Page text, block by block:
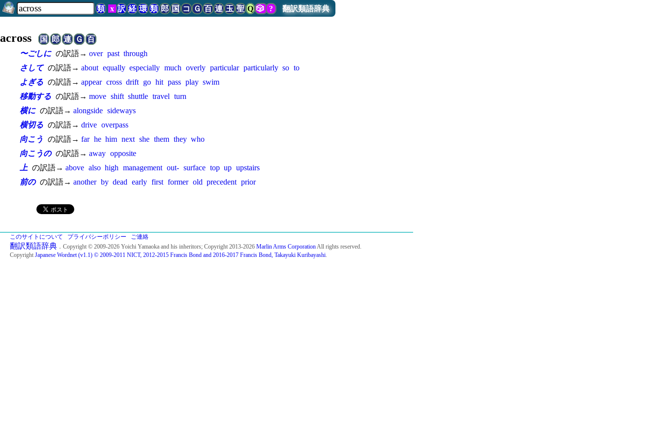
類 x 訳 経 環 類 郎 国 コ Ｇ 百 連 玉 聖 Q 🎲? 翻訳類語辞典
across国 郎 連 Ｇ
百
〜ごしに の訳語→ over past through
さして の訳語→ about equally especially much overly particular particularly so to
よぎる の訳語→ appear cross drift go hit pass play swim
移動する の訳語→ move shift shuttle travel turn
横に の訳語→ alongside sideways
横切る の訳語→ drive overpass
向こう
の訳語→ far he him next she them they who
向こうの の訳語→ away opposite
上 の訳語→ above also high management out- surface top up upstairs
前の の訳語→ another by dead early first former old precedent prior
このサイトについて プライバシーポリシー ご連絡
翻訳類語辞典 ．Copyright © 2009-2026 Yoichi Yamaoka and his inheritors; Copyright 2013-2026 Marlin Arms CorporationAll rights reserved.
Copyright Japanese Wordnet (v1.1) © 2009-2011 NICT, 2012-2015 Francis Bond and 2016-2017 Francis Bond, Takayuki Kuribayashi.